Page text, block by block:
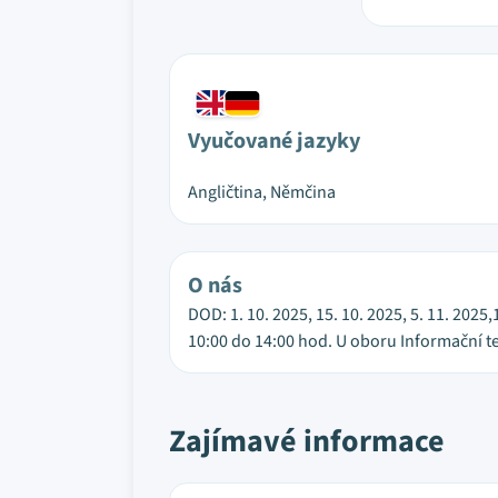
Vyučované jazyky
Angličtina, Němčina
O nás
DOD: 1. 10. 2025, 15. 10. 2025, 5. 11.
10:00 do 14:00 hod. U oboru Informační
Zajímavé informace